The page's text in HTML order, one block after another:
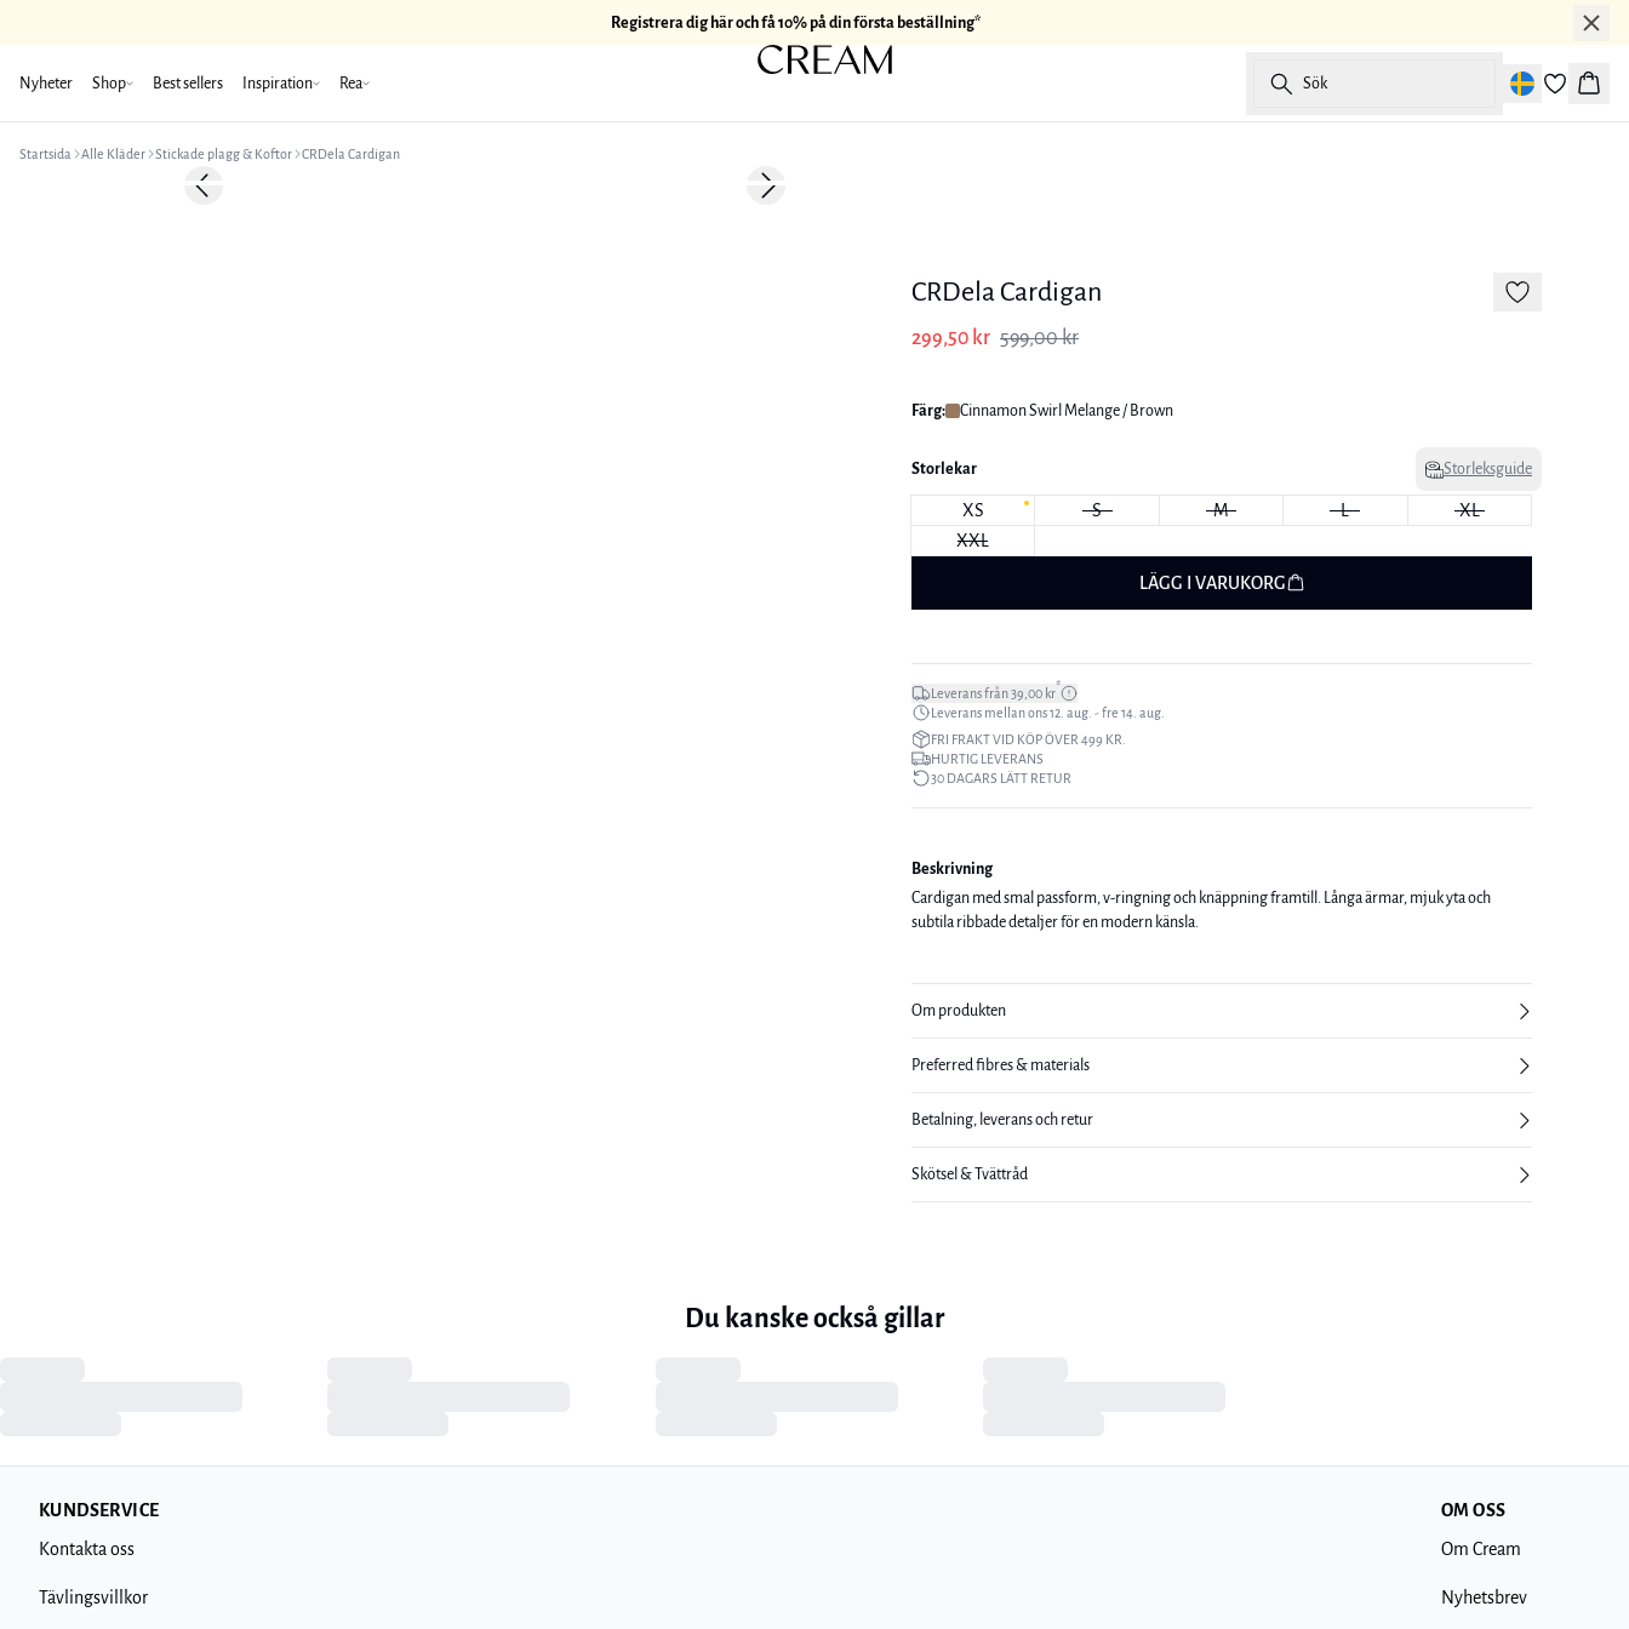
Registrera dig här och få 10% på din första beställning*
Nyheter Shop Best sellers Inspiration Rea Sök
Korg
Startsida Alle Kläder Stickade plagg & Koftor CRDela Cardigan
-50%Previous slide Next slide
CRDela Cardigan
299,50 kr 599,00 kr
Färg: Cinnamon Swirl Melange / Brown
Storlekar Storleksguide
XS S M L
XL
XXL
LÄGG I VARUKORG
Leverans från 39,00 kr*
Leverans mellan ons 12. aug. - fre 14. aug.
FRI FRAKT VID KÖP ÖVER 499 KR.
HURTIG LEVERANS
30 DAGARS LÄTT RETUR
Beskrivning
Cardigan med smal passform, v-ringning och knäppning framtill. Långa ärmar, mjuk yta och
subtila ribbade detaljer för en modern känsla.
Om produkten
Preferred fibres & materials
Betalning, leverans och retur
Skötsel & Tvättråd
Du kanske också gillar
KUNDSERVICE
Kontakta oss
Tävlingsvillkor
OM OSS
Om Cream
Nyhetsbrev